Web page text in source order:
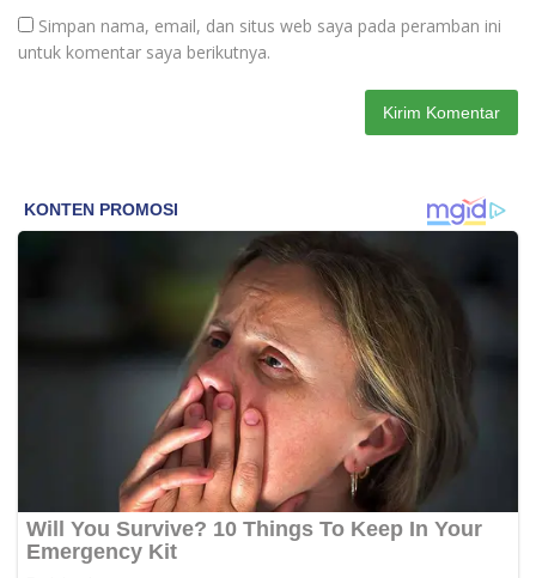
Simpan nama, email, dan situs web saya pada peramban ini
untuk komentar saya berikutnya.